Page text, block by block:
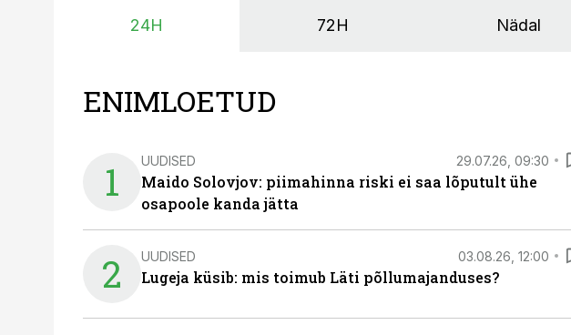
24H 72H Nädal
ENIMLOETUD
1 UUDISED 29.07.26, 09:30
Maido Solovjov: piimahinna riski ei saa lõputult ühe
osapoole kanda jätta
2 UUDISED 03.08.26, 12:00
Lugeja küsib: mis toimub Läti põllumajanduses?